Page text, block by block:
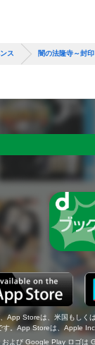
ス 闇の法隆寺～封
App Storeは、米国もしく
す。App Storeは、Apple
よび Google Play ロゴは